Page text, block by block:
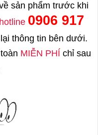
sản phẩm trước khi
hotline 0906 917
thông tin bên dưới.
MIỄN PHÍ chỉ sau